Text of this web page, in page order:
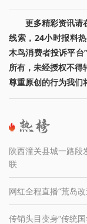
更多精彩资讯请
线索，24小时报料
木鸟消费者投诉平台
所有，未经授权不
尊重原创的行为我们
陕西潼关县城一路段
联
网红全程直播“荒岛改
传销头目变身“传统